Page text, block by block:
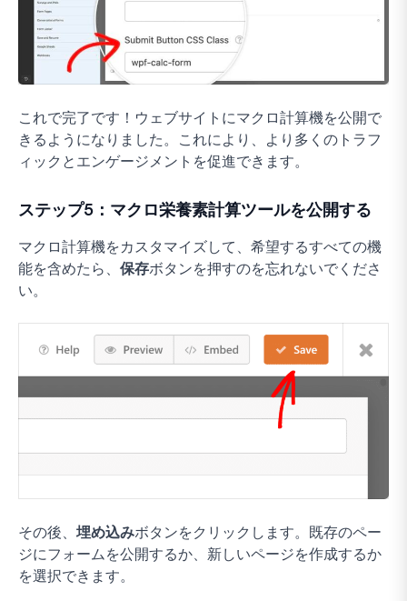
これで完了です！ウェブサイトにマクロ計算機を公開で
きるようになりました。これにより、より多くのトラフ
ィックとエンゲージメントを促進できます。
ステップ5：マクロ栄養素計算ツールを公開する
マクロ計算機をカスタマイズして、希望するすべての機
能を含めたら、 保存ボタンを押すのを忘れないでくださ
い。
その後、 埋め込みボタンをクリックします。既存のペー
ジにフォームを公開するか、新しいページを作成するか
を選択できます。